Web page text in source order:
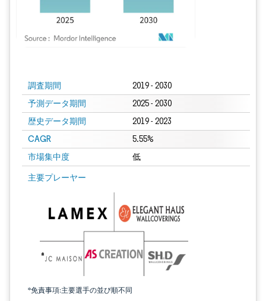
調査期間 2019 - 2030
予測データ期間 2025 - 2030
歴史データ期間 2019 - 2023
CAGR 5.55%
市場集中度 低
主要プレーヤー
*免責事項:主要選手の並び順不同